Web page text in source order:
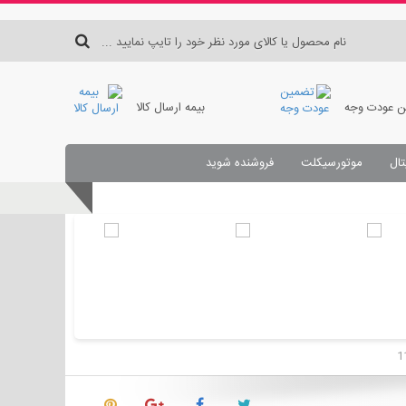
عودت وجه بیمه ارسال کالا
موتورسیکلت
فروشنده شوید